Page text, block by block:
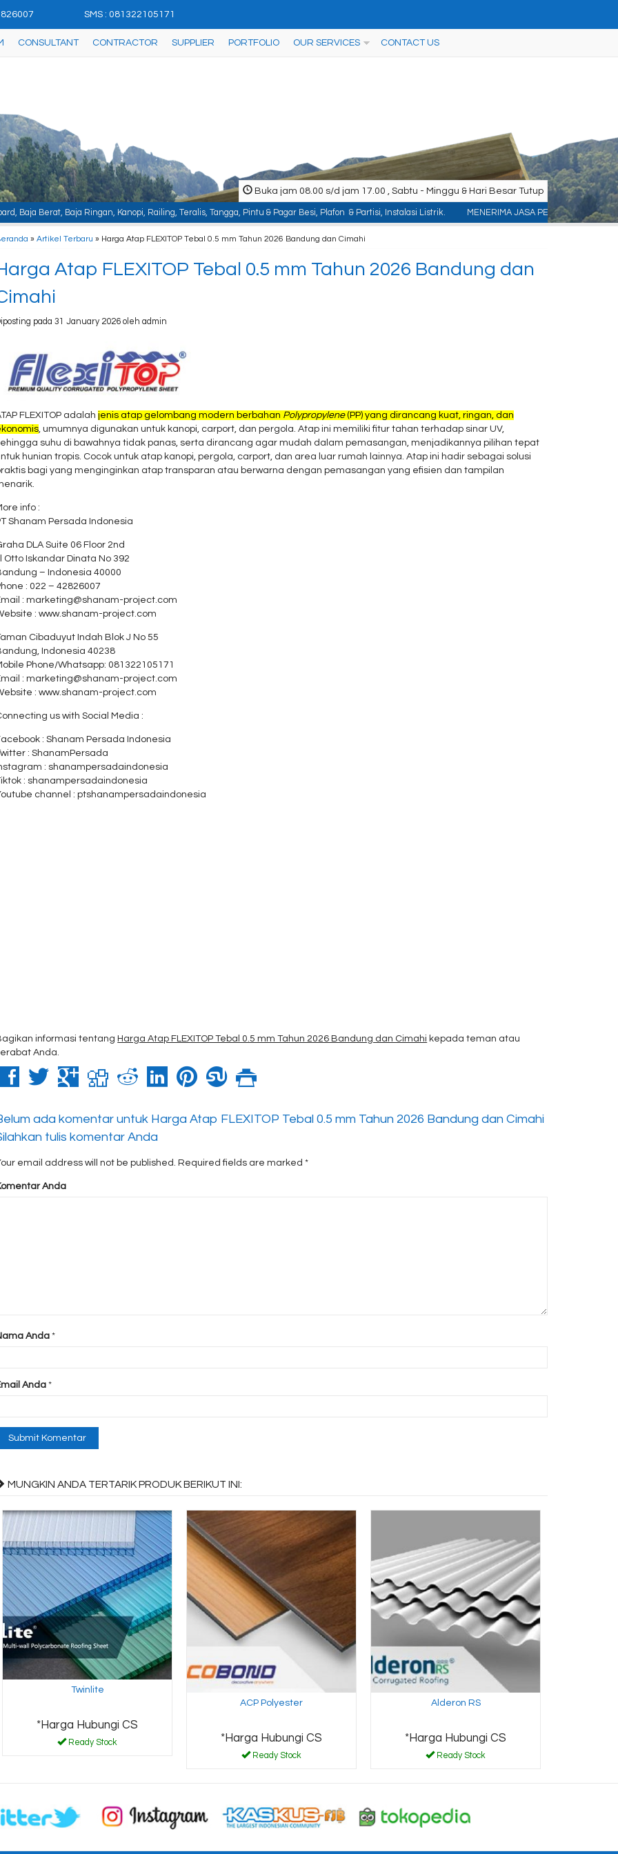
SMS : 081322105171
CONSULTANT CONTRACTOR SUPPLIER PORTFOLIO OUR SERVICES CONTACT US
Buka jam 08.00 s/d jam 17.00 , Sabtu - Minggu & Hari Besar Tutup
Baja Ringan, Kanopi, Railing, Teralis, Tangga, Pintu & Pagar Besi, Plafon & Partisi, Instalasi Listrik. MENERIMA JASA PEMASANGAN KONTRUKSI
»Artikel Terbaru » Harga Atap FLEXITOP Tebal 0.5 mm Tahun 2026 Bandung dan Cimahi
Atap FLEXITOP Tebal 0.5 mm Tahun 2026 Bandung dan
pada 31 January 2026 oleh admin
FLEXITOP adalahjenis atap gelombang modern berbahan Polypropylene(PP) yang dirancang kuat, ringan, dan
, umumnya digunakan untuk kanopi, carport, dan pergola. Atap ini memiliki fitur tahan terhadap sinar UV,
suhu di bawahnya tidak panas, serta dirancang agar mudah dalam pemasangan, menjadikannya pilihan tepat
hunian tropis. Cocok untuk atap kanopi, pergola, carport, dan area luar rumah lainnya. Atap ini hadir sebagai solusi
bagi yang menginginkan atap transparan atau berwarna dengan pemasangan yang efisien dan tampilan
info :
Shanam Persada Indonesia
DLA Suite 06 Floor 2nd
Otto Iskandar Dinata No 392
– Indonesia 40000
: 022 – 42826007
: marketing@shanam-project.com
: www.shanam-project.com
Cibaduyut Indah Blok J No 55
Indonesia 40238
Phone/Whatsapp: 081322105171
: marketing@shanam-project.com
: www.shanam-project.com
us with Social Media :
: Shanam Persada Indonesia
: ShanamPersada
: shanampersadaindonesia
: shanampersadaindonesia
channel : ptshanampersadaindonesia
informasi tentangHarga Atap FLEXITOP Tebal 0.5 mm Tahun 2026 Bandung dan Cimahi kepada teman atau
Anda.
ada komentar untuk Harga Atap FLEXITOP Tebal 0.5 mm Tahun 2026 Bandung dan Cimahi
tulis komentar Anda
email address will not be published. Required fields are marked*
Anda
Anda *
Anda *
MUNGKIN ANDA TERTARIK PRODUK BERIKUT INI:
Twinlite
*Harga Hubungi CS
Ready Stock
ACP Polyester
*Harga Hubungi CS
Ready Stock
Alderon RS
*Harga Hubungi CS
Ready Stock